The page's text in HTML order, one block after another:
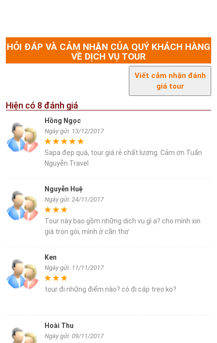
HỎI ĐÁP VÀ CẢM NHẬN CỦA QUÝ KHÁCH HÀNG
VỀ DỊCH VỤ TOUR
Viết cảm nhận đánh
giá tour
Hiện có 8 đánh giá
Hồng Ngọc
Ngày gửi: 13/12/2017
Sapa đẹp quá, tour giá rẻ chất lượng. Cảm ơn Tuấn
Nguyễn Travel
Nguyễn Huệ
Ngày gửi: 24/11/2017
Tour này bao gồm những dịch vụ gì ạ? cho mình xin
giá trọn gói, mình ở cần thơ
Ken
Ngày gửi: 11/11/2017
tour đi những điểm nào? có đi cáp treo ko?
Hoài Thu
Ngày gửi: 09/11/2017